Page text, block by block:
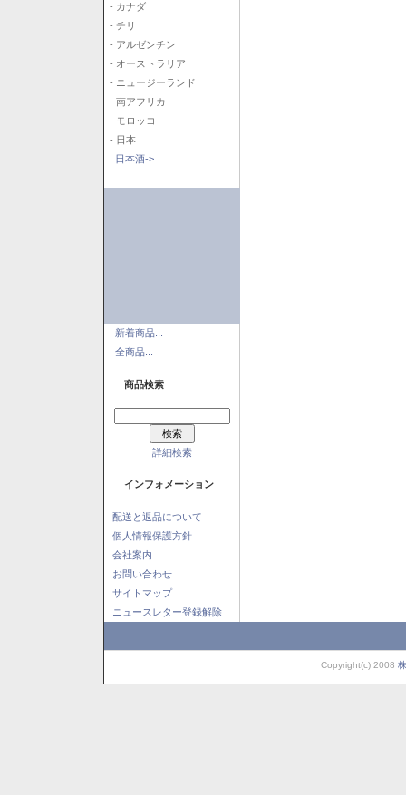
- カナダ
- チリ
- アルゼンチン
- オーストラリア
- ニュージーランド
- 南アフリカ
- モロッコ
- 日本
日本酒->
新着商品...
全商品...
商品検索
詳細検索
インフォメーション
配送と返品について
個人情報保護方針
会社案内
お問い合わせ
サイトマップ
ニュースレター登録解除
Copyright(c) 2008